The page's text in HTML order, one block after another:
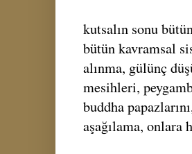
kutsalın sonu
bütün kavramsal
alınma, gülünç
mesihleri,
buddha
aşağılama, onlara